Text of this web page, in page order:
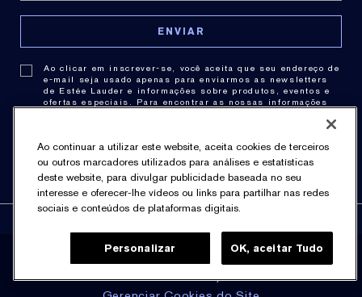
Ao clicar em inscrever-se, você aceita que seu endereço de
e-mail seja usado apenas para enviarmos as newsletters
de Estée Lauder e informações sobre produtos, eventos e
ofertas especiais. Para encontrar as nossas informações
práticas de privacidade consulte nossa .Política de
Privacidade.
Política de Privacidade
Termos & Condições
Ao continuar a utilizar este website, aceita cookies de terceiros
ou outros marcadores utilizados para análises e estatísticas
deste website, para divulgar publicidade baseada no seu
interesse e oferecer-lhe vídeos ou links para partilhar nas redes
sociais e conteúdos de plataformas digitais.
Personalizar OK, aceitar Tudo